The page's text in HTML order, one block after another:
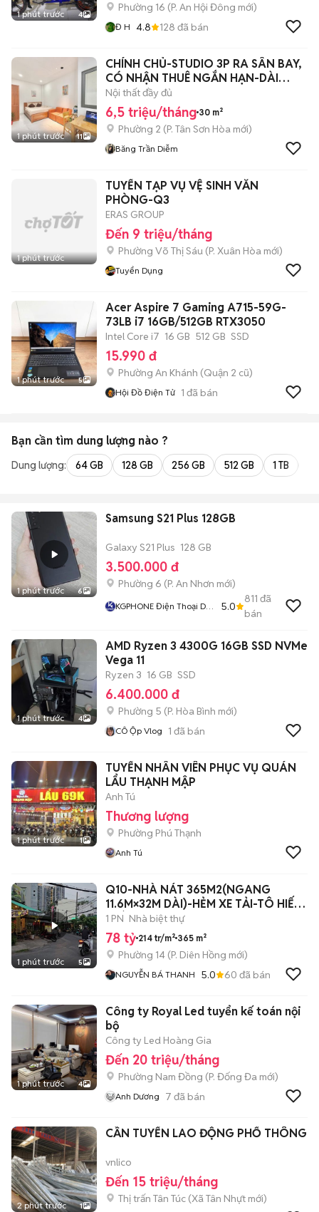
1 phút trước 4
Phường 16 (P. An Hội Đông mới)
Đ H 4.8 128 đã bán
1 phút trước 11
CHÍNH CHỦ-STUDIO 3P RA SÂN BAY,
CÓ NHẬN THUÊ NGẮN HẠN-DÀI
HẠN-FULL NT
Nội thất đầy đủ
6,5 triệu/tháng 30 m²
Phường 2 (P. Tân Sơn Hòa mới)
Băng Trần Diễm
1 phút trước
TUYỂN TẠP VỤ VỆ SINH VĂN
PHÒNG-Q3
ERAS GROUP
Đến 9 triệu/tháng
Phường Võ Thị Sáu (P. Xuân Hòa mới)
Tuyển Dụng
1 phút trước 5
Acer Aspire 7 Gaming A715-59G-
73LB i7 16GB/512GB RTX3050
Intel Core i7 16 GB 512 GB SSD
15.990 đ
Phường An Khánh (Quận 2 cũ)
Hội Đồ Điện Tử 1 đã bán
Bạn cần tìm dung lượng nào ?
Dung lượng: 64 GB 128 GB 256 GB 512 GB 1 TB
1 phút trước 6
Samsung S21 Plus 128GB
Galaxy S21 Plus 128 GB
3.500.000 đ
Phường 6 (P. An Nhơn mới)
KGPHONE Điện Thoại Di
5.0
811 đã
bán
1 phút trước 4
AMD Ryzen 3 4300G 16GB SSD NVMe
Vega 11
Ryzen 3 16 GB SSD
6.400.000 đ
Phường 5 (P. Hòa Bình mới)
CÔ Ộp Vlog 1 đã bán
1 phút trước 1
TUYỂN NHÂN VIÊN PHỤC VỤ QUÁN
LẨU THẠNH MẬP
Anh Tú
Thương lượng
Phường Phú Thạnh
Anh Tú
1 phút trước 5
Q10-NHÀ NÁT 365M2(NGANG
11.6M×32M DÀI)-HẺM XE TẢI-TÔ HIẾN
THÀNH Q10
1 PN Nhà biệt thự
78 tỷ 214 tr/m² 365 m²
Phường 14 (P. Diên Hồng mới)
NGUYỄN BÁ THANH 5.0 60 đã bán
1 phút trước 4
Công ty Royal Led tuyển kế toán nội
bộ
Công ty Led Hoàng Gia
Đến 20 triệu/tháng
Phường Nam Đồng (P. Đống Đa mới)
Anh Dương 7 đã bán
2 phút trước 1
CẦN TUYỂN LAO ĐỘNG PHỔ THÔNG
vnlico
Đến 15 triệu/tháng
Thị trấn Tân Túc (Xã Tân Nhựt mới)